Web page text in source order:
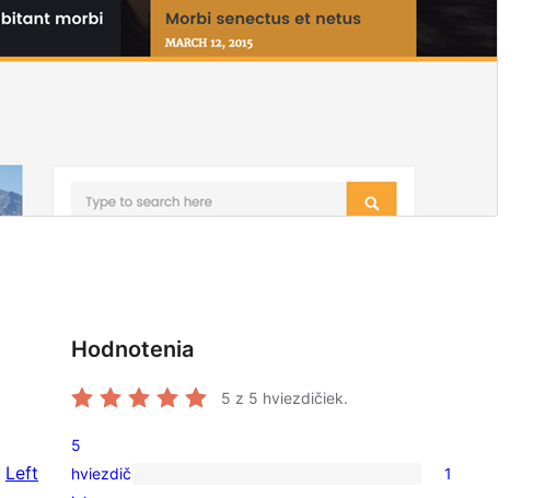
Left
Hodnotenia
5 z 5 hviezdičiek.
1
5
hviezdič
1